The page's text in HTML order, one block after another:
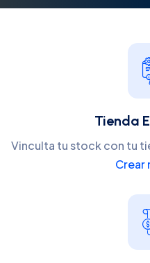
Tienda
Vinculta tu stock con tu
Crear